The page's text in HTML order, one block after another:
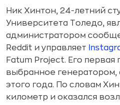
Ник Хинтон, 24-летний
Университета Толедо,
администратором
Reddit и управляет
Fatum Project. Его первая
выбранное генератором,
этого года. По словам
километр и оказался